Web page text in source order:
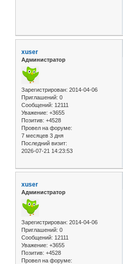
xuser
Администратор
Зарегистрирован: 2014-04-06
Приглашений: 0
Сообщений: 12111
Уважение: +3655
Позитив: +4528
Провел на форуме:
7 месяцев 3 дня
Последний визит:
2026-07-21 14:23:53
xuser
Администратор
Зарегистрирован: 2014-04-06
Приглашений: 0
Сообщений: 12111
Уважение: +3655
Позитив: +4528
Провел на форуме: